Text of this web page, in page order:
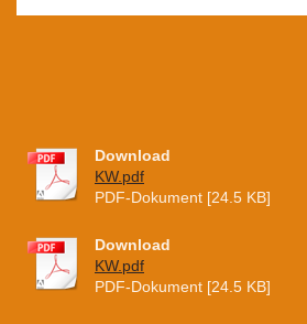
Download
KW.pdf
PDF-Dokument [24.5 KB]
Download
KW.pdf
PDF-Dokument [24.5 KB]